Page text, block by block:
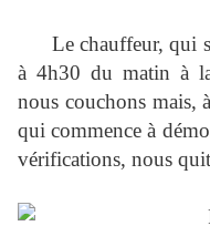
Le chauffeur, qui
à 4h30 du matin à
nous couchons mais,
qui commence à
vérifications, nous